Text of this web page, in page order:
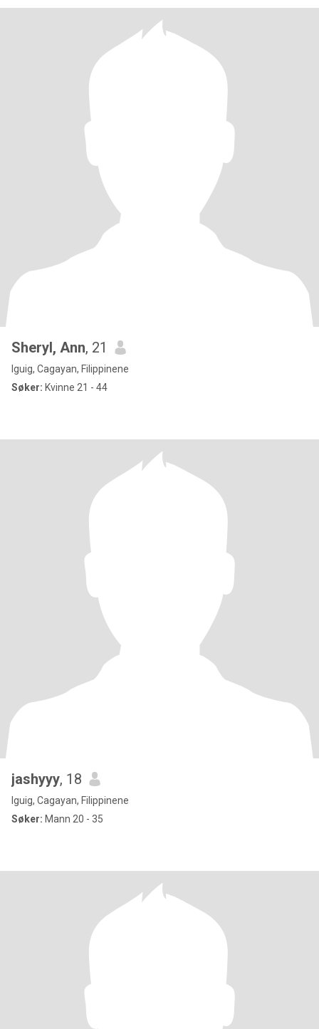
Sheryl, Ann, 21
Iguig, Cagayan, Filippinene
Søker: Kvinne 21 - 44
jashyyy, 18
Iguig, Cagayan, Filippinene
Søker: Mann 20 - 35